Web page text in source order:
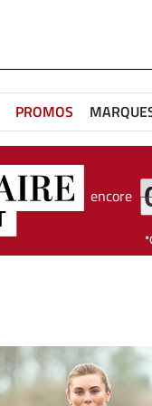
PROMOS
encore